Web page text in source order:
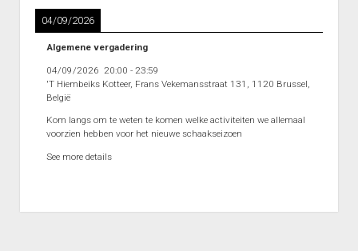
04/09/2026
Algemene vergadering
04/09/2026 20:00 - 23:59
'T Hiembeiks Kotteer, Frans Vekemansstraat 131, 1120 Brussel,
België
Kom langs om te weten te komen welke activiteiten we allemaal
voorzien hebben voor het nieuwe schaakseizoen
See more details